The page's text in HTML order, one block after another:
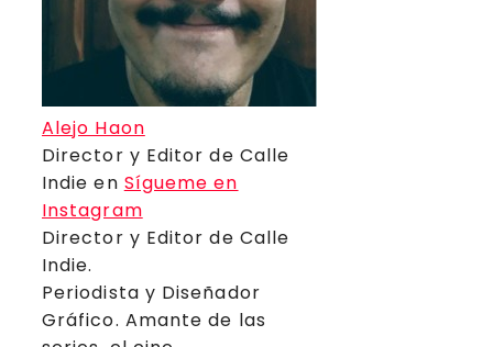
Alejo Haon
Director y Editor de Calle
Indie en Sígueme en
Instagram
Director y Editor de Calle
Indie.
Periodista y Diseñador
Gráfico. Amante de las